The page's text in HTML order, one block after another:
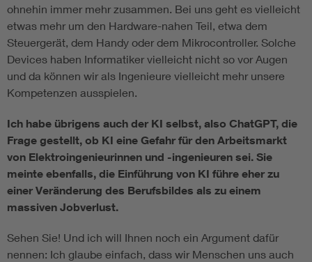
ohnehin immer mehr zusammen. Bei uns geht es vielleicht
etwas mehr um den Hardware-nahen Teil, etwa dem
Steuergerät, dem Handy oder dem Mikrocontroller. Solche
Devices haben Informatiker vielleicht nicht so vor Augen
und da können wir als Ingenieure vielleicht mehr unsere
Kompetenzen ausspielen.
Ich habe übrigens auch der KI selbst, also ChatGPT, die
Frage gestellt, ob KI eine Gefahr für den Arbeitsmarkt
von Elektroingenieurinnen und -ingenieuren sei. Sie
meinte ebenfalls, die Einführung von KI führe eher zu
einer Veränderung des Berufsbildes als zu einem
massiven Jobverlust.
Sehen Sie! Und ich will Ihnen noch ein Argument dafür
nennen: Ich glaube einfach, dass wir Menschen uns auch